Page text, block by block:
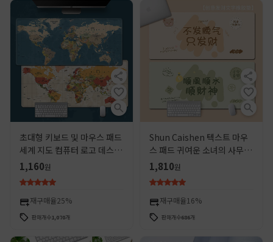
초대형 키보드 및 마우스 패드
세계 지도 컴퓨터 로고 데스크
패드 두꺼운 가장자리 데스크
패드 마우스 패드
1,160원
재구매율25%
판매개수1,070개
Shun Caishen 텍스트 마우
스 패드 귀여운 소녀의 사무실
책상 매트 큰 자물쇠 가장자리
노트북 컴퓨터 키보드 패드 비
슬립
1,810원
재구매율 16%
판매개수686개